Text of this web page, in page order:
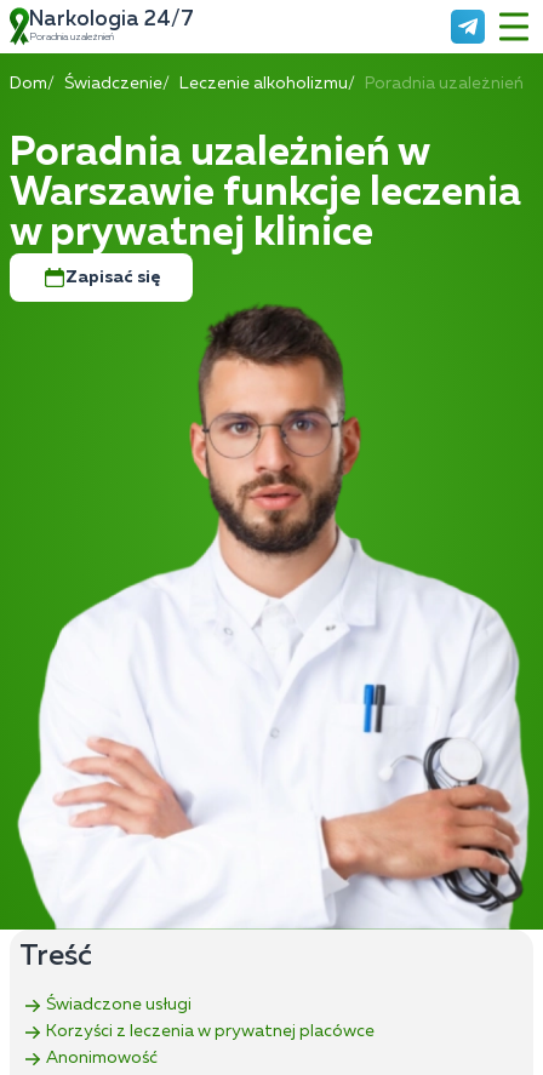
Narkologia 24/7
Poradnia uzależnień
Dom Świadczenie Leczenie alkoholizmu Poradnia uzależnień
Poradnia uzależnień w
Warszawie funkcje leczenia
w prywatnej klinice
Zapisać się
Treść
Świadczone usługi
Korzyści z leczenia w prywatnej placówce
Anonimowość